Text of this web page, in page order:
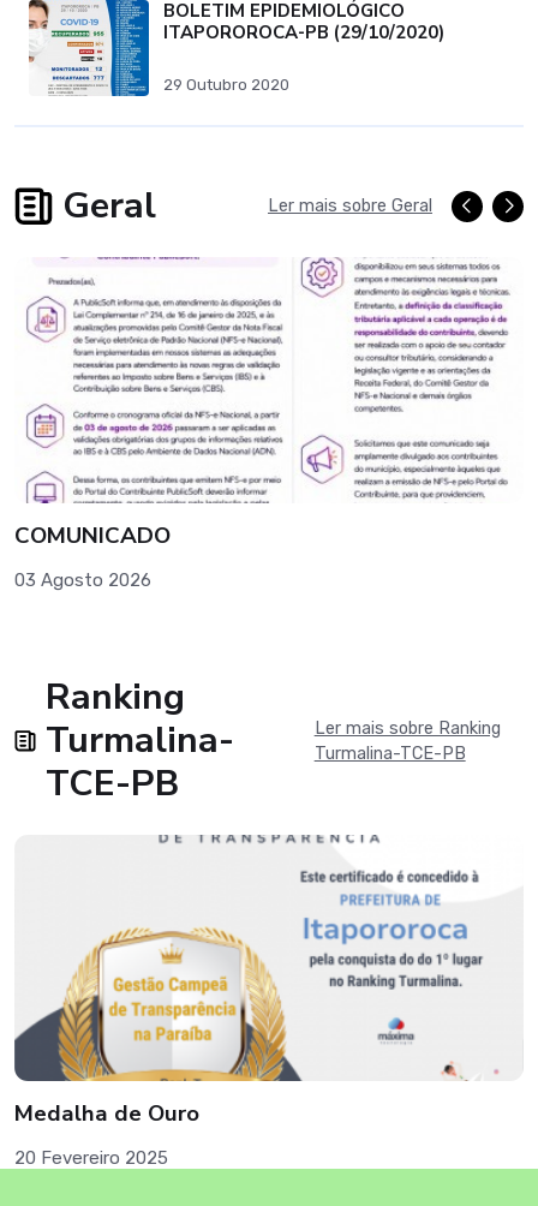
BOLETIM EPIDEMIOLÓGICO
ITAPOROROCA-PB (29/10/2020)
29 Outubro 2020
Geral Ler mais sobre Geral
COMUNICADO
03 Agosto 2026
Ranking
Turmalina-
TCE-PB
Ler mais sobre Ranking
Turmalina-TCE-PB
Medalha de Ouro
20 Fevereiro 2025